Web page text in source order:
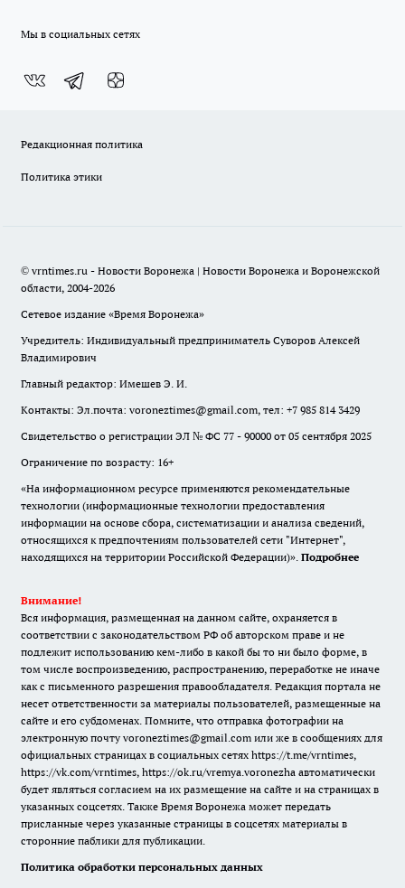
Мы в социальных сетях
Редакционная политика
Политика этики
© vrntimes.ru - Новости Воронежа | Новости Воронежа и Воронежской
области, 2004-2026
Сетевое издание «Время Воронежа»
Учредитель: Индивидуальный предприниматель Суворов Алексей
Владимирович
Главный редактор: Имешев Э. И.
Контакты: Эл.почта: voroneztimes@gmail.com, тел: +7 985 814 3429
Свидетельство о регистрации ЭЛ № ФС 77 - 90000 от 05 сентября 2025
Ограничение по возрасту: 16+
«На информационном ресурсе применяются рекомендательные
технологии (информационные технологии предоставления
информации на основе сбора, систематизации и анализа сведений,
относящихся к предпочтениям пользователей сети "Интернет",
находящихся на территории Российской Федерации)». Подробнее
Внимание!
Вся информация, размещенная на данном сайте, охраняется в
соответствии с законодательством РФ об авторском праве и не
подлежит использованию кем-либо в какой бы то ни было форме, в
том числе воспроизведению, распространению, переработке не иначе
как с письменного разрешения правообладателя. Редакция портала не
несет ответственности за материалы пользователей, размещенные на
сайте и его субдоменах. Помните, что отправка фотографии на
электронную почту voroneztimes@gmail.com или же в сообщениях для
официальных страницах в социальных сетях https://t.me/vrntimes,
https://vk.com/vrntimes, https://ok.ru/vremya.voronezha автоматически
будет являться согласием на их размещение на сайте и на страницах в
указанных соцсетях. Также Время Воронежа может передать
присланные через указанные страницы в соцсетях материалы в
сторонние паблики для публикации.
Политика обработки персональных данных